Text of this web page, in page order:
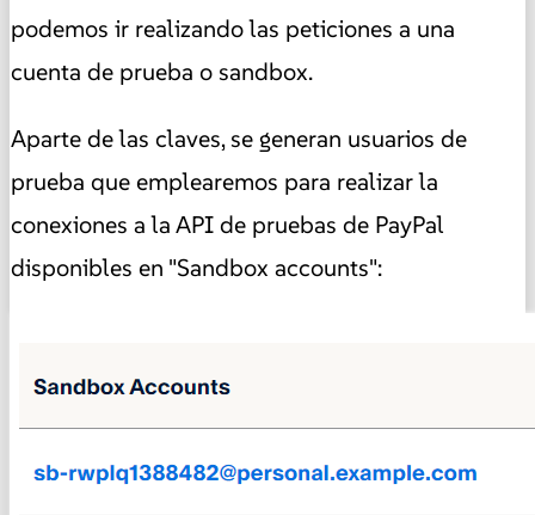
podemos ir realizando las peticiones a una
cuenta de prueba o sandbox.
Aparte de las claves, se generan usuarios de
prueba que emplearemos para realizar la
conexiones a la API de pruebas de PayPal
disponibles en "Sandbox accounts":